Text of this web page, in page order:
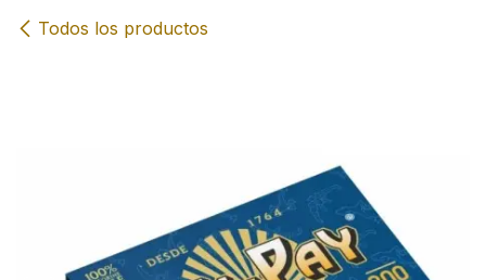
Todos los productos